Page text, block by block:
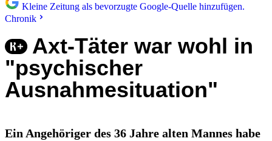
Kleine Zeitung als bevorzugte Google-Quelle hinzufügen.
Chronik
Axt-Täter war wohl in
"psychischer
Ausnahmesituation"
Ein Angehöriger des 36 Jahre alten Mannes habe